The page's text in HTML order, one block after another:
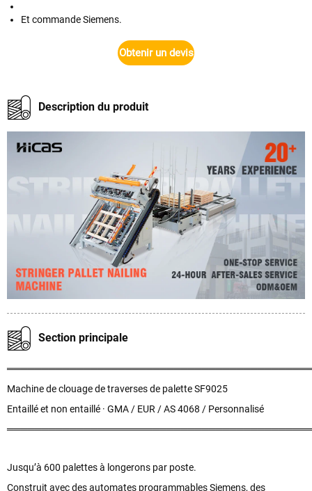
Et commande Siemens.
Obtenir un devis
Description du produit
Section principale
Machine de clouage de traverses de palette SF9025
Entaillé et non entaillé · GMA / EUR / AS 4068 / Personnalisé
Jusqu’à 600 palettes à longerons par poste.
Construit avec des automates programmables Siemens, des